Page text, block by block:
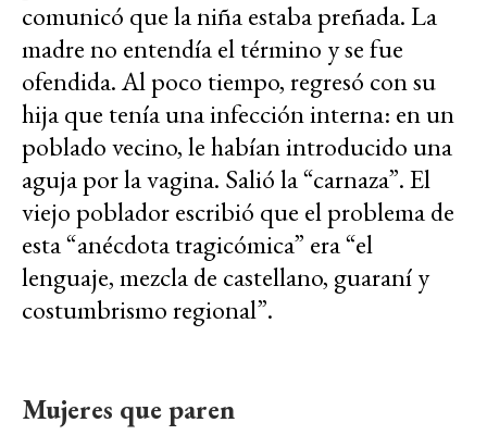
comunicó que la niña estaba preñada. La
madre no entendía el término y se fue
ofendida. Al poco tiempo, regresó con su
hija que tenía una infección interna: en un
poblado vecino, le habían introducido una
aguja por la vagina. Salió la “carnaza”. El
viejo poblador escribió que el problema de
esta “anécdota tragicómica” era “el
lenguaje, mezcla de castellano, guaraní y
costumbrismo regional”.
Mujeres que paren